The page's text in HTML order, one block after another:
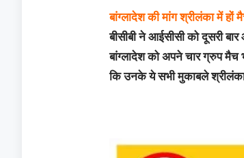
बांग्लादेश की मांग श्रीलंका में हों
बीसीबी ने आईसीसी को दूसरी
बांग्लादेश को अपने चार ग्रुप मैच
कि उनके ये सभी मुकाबले